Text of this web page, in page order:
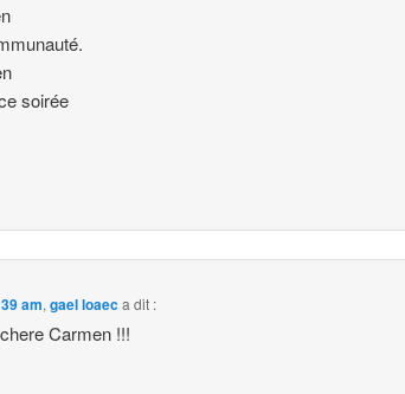
soirée
am,gael loaeca dit :
Carmen !!!